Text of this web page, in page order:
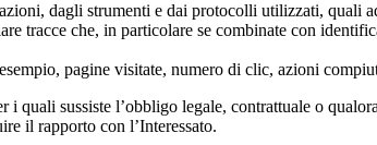
dagli strumenti e dai protocolli utilizzati, quali
tracce che, in particolare se combinate con
pagine visitate, numero di clic, azioni
quali sussiste l’obbligo legale, contrattuale o
il rapporto con l’Interessato.